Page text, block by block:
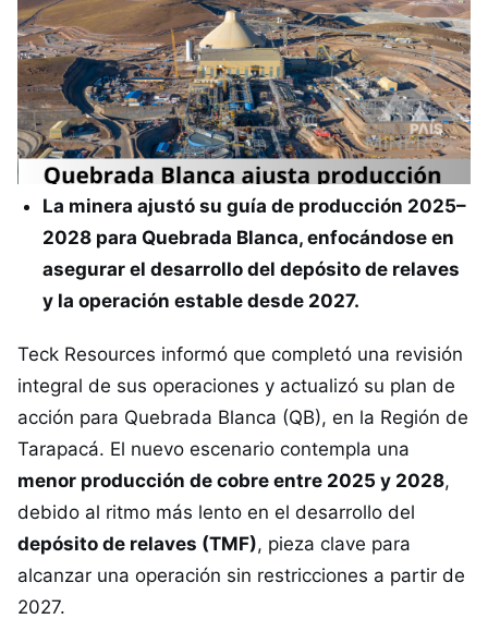
La minera ajustó su guía de producción 2025–
2028 para Quebrada Blanca, enfocándose en
asegurar el desarrollo del depósito de relaves
y la operación estable desde 2027.
Teck Resources informó que completó una revisión
integral de sus operaciones y actualizó su plan de
acción para Quebrada Blanca (QB), en la Región de
Tarapacá. El nuevo escenario contempla una
menor producción de cobre entre 2025 y 2028,
debido al ritmo más lento en el desarrollo del
depósito de relaves (TMF), pieza clave para
alcanzar una operación sin restricciones a partir de
2027.